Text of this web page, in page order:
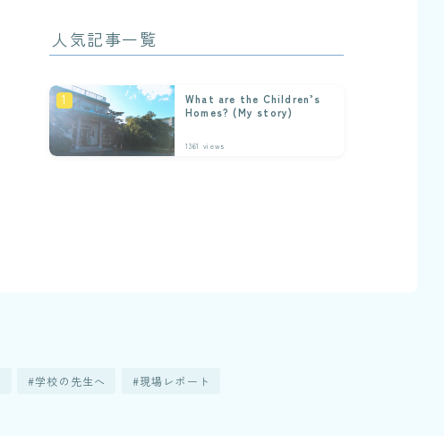
人気記事一覧
What are the Children’s
Homes? (My story)
1361 views
学校の先生へ 現場レポート